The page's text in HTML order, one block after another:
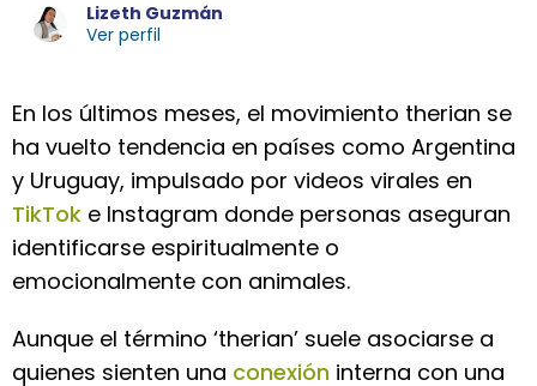
Lizeth Guzmán
Ver perfil
En los últimos meses, el movimiento therian se
ha vuelto tendencia en países como Argentina
y Uruguay, impulsado por videos virales en
TikTok e Instagram donde personas aseguran
identificarse espiritualmente o
emocionalmente con animales.
Aunque el término ‘therian’ suele asociarse a
quienes sienten una conexión interna con una